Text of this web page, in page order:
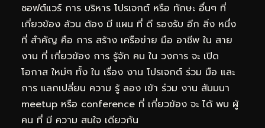
ซอฟต์แวร์ การ บริหาร โปรเจกต์ หรือ ทักษะ อื่นๆ ที่
เกี่ยวข้อง ล้วน ต้อง มี แผน ที่ ดี รองรับ อีก สิ่ง หนึ่ง
ที่ สำคัญ คือ การ สร้าง เครือข่าย มือ อาชีพ ใน สาย
งาน ที่ เกี่ยวข้อง การ รู้จัก คน ใน วงการ จะ เปิด
โอกาส ใหม่ๆ ทั้ง ใน เรื่อง งาน โปรเจกต์ ร่วม มือ และ
การ แลกเปลี่ยน ความ รู้ ลอง เข้า ร่วม งาน สัมมนา
meetup หรือ conference ที่ เกี่ยวข้อง จะ ได้ พบ ผู้
คน ที่ มี ความ สนใจ เดียวกัน